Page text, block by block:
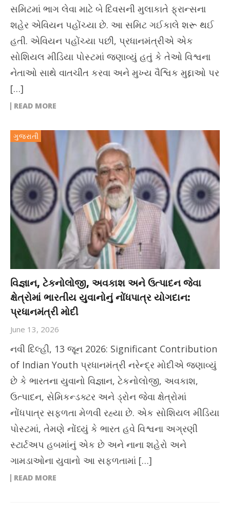
સમિટમાં ભાગ લેવા માટે બે દિવસની મુલાકાતે ફ્રાન્સના
શહેર એવિયન પહોંચ્યા છે. આ સમિટ ગઈકાલે શરૂ થઈ
હતી. એવિયન પહોંચ્યા પછી, પ્રધાનમંત્રીએ એક
સોશિયલ મીડિયા પોસ્ટમાં જણાવ્યું હતું કે તેઓ વિશ્વના
નેતાઓ સાથે વાતચીત કરવા અને મુખ્ય વૈશ્વિક મુદ્દાઓ પર
[…]
READ MORE
ગુજરાતી
વિજ્ઞાન, ટેકનોલોજી, અવકાશ અને ઉત્પાદન જેવા
ક્ષેત્રોમાં ભારતીય યુવાનોનું નોંધપાત્ર યોગદાન:
પ્રધાનમંત્રી મોદી
June 13, 2026
નવી દિલ્હી, 13 જૂન 2026: Significant Contribution
of Indian Youth પ્રધાનમંત્રી નરેન્દ્ર મોદીએ જણાવ્યું
છે કે ભારતના યુવાનો વિજ્ઞાન, ટેકનોલોજી, અવકાશ,
ઉત્પાદન, સેમિકન્ડક્ટર અને ડ્રોન જેવા ક્ષેત્રોમાં
નોંધપાત્ર સફળતા મેળવી રહ્યા છે. એક સોશિયલ મીડિયા
પોસ્ટમાં, તેમણે નોંધ્યું કે ભારત હવે વિશ્વના અગ્રણી
સ્ટાર્ટઅપ હબમાંનું એક છે અને નાના શહેરો અને
ગામડાઓના યુવાનો આ સફળતામાં […]
READ MORE